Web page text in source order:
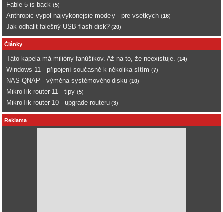
Fable 5 is back (5)
Anthropic vypol najvykonejsie modely - pre vsetkych (16)
Jak odhalit falešný USB flash disk? (20)
Články
Táto kapela má milióny fanúšikov. Až na to, že neexistuje. (14)
Windows 11 - připojení současně k několika sítím (7)
NAS QNAP - výměna systémového disku (10)
MikroTik router 11 - tipy (5)
MikroTik router 10 - upgrade routeru (3)
Reklama